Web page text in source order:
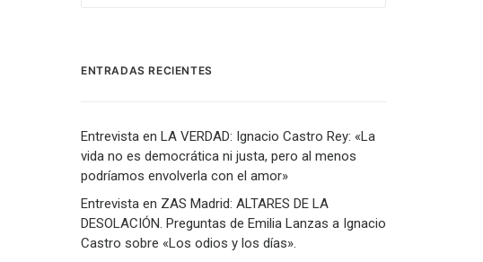
ENTRADAS RECIENTES
Entrevista en LA VERDAD: Ignacio Castro Rey: «La
vida no es democrática ni justa, pero al menos
podríamos envolverla con el amor»
Entrevista en ZAS Madrid: ALTARES DE LA
DESOLACIÓN. Preguntas de Emilia Lanzas a Ignacio
Castro sobre «Los odios y los días».